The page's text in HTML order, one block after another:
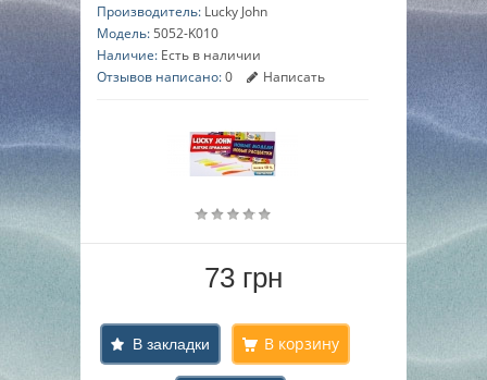
Производитель: Lucky John
Модель: 5052-K010
Наличие: Есть в наличии
Отзывов написано:0 Написать
73 грн
В закладки